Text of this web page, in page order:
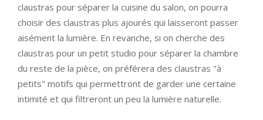
claustras pour séparer la cuisine du salon, on pourra
choisir des claustras plus ajourés qui laisseront passer
aisément la lumière. En revanche, si on cherche des
claustras pour un petit studio pour séparer la chambre
du reste de la pièce, on préférera des claustras "à
petits" motifs qui permettront de garder une certaine
intimité et qui filtreront un peu la lumière naturelle.